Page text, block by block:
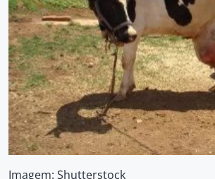
Imagem: Shutterstock